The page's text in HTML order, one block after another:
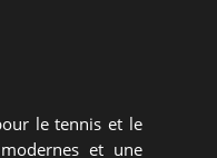
le tennis et le
et une